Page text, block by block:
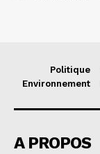
Politique
Environnement
A PROPOS